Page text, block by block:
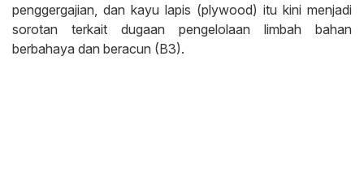
penggergajian, dan kayu lapis (plywood) itu kini menjadi
sorotan terkait dugaan pengelolaan limbah bahan
berbahaya dan beracun (B3).